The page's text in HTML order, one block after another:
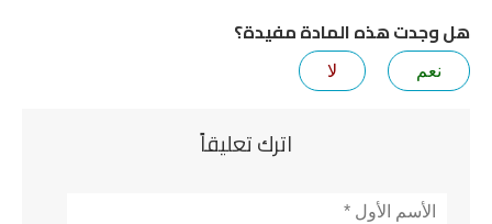
هذه المادة مفيدة؟
نعم
اترك تعليقاً